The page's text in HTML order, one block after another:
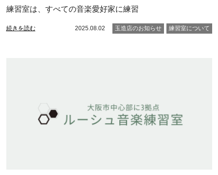
練習室は、すべての音楽愛好家に練習
続きを読む 2025.08.02 玉造店のお知らせ 練習室について